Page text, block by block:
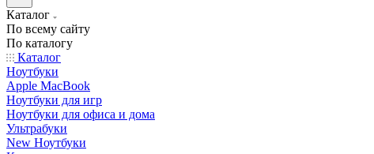
Каталог
По всему сайту
По каталогу
Каталог
Ноутбуки
Apple MacBook
Ноутбуки для игр
Ноутбуки для офиса и дома
Ультрабуки
New Ноутбуки